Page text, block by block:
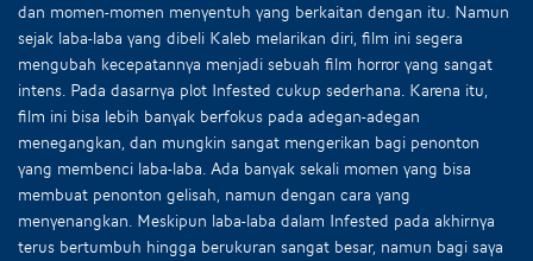
dan momen-momen menyentuh yang berkaitan dengan itu. Namun
sejak laba-laba yang dibeli Kaleb melarikan diri, film ini segera
mengubah kecepatannya menjadi sebuah film horror yang sangat
intens. Pada dasarnya plot Infested cukup sederhana. Karena itu,
film ini bisa lebih banyak berfokus pada adegan-adegan
menegangkan, dan mungkin sangat mengerikan bagi penonton
yang membenci laba-laba. Ada banyak sekali momen yang bisa
membuat penonton gelisah, namun dengan cara yang
menyenangkan. Meskipun laba-laba dalam Infested pada akhirnya
terus bertumbuh hingga berukuran sangat besar, namun bagi saya